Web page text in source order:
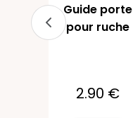
Guide porte
pour ruche
2.90 €